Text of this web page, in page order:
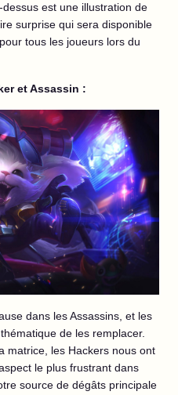
est une illustration de
surprise qui sera disponible
tous les joueurs lors du
et Assassin :
dans les Assassins, et les
de les remplacer.
matrice, les Hackers nous ont
le plus frustrant dans
source de dégâts principale